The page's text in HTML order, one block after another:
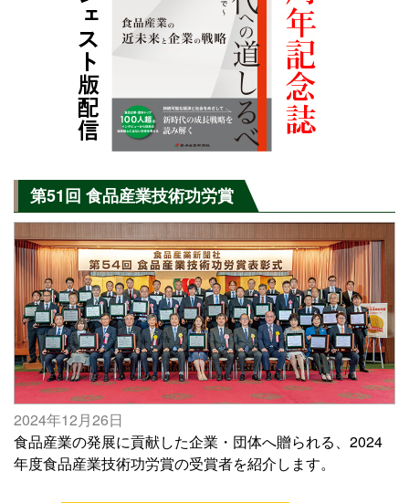
第51回 食品産業技術功労賞
2024年12月26日
食品産業の発展に貢献した企業・団体へ贈られる、2024
年度食品産業技術功労賞の受賞者を紹介します。